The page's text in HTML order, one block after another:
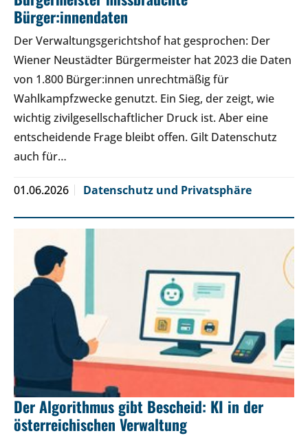
Bürger:innendaten
Der Verwaltungsgerichtshof hat gesprochen: Der
Wiener Neustädter Bürgermeister hat 2023 die Daten
von 1.800 Bürger:innen unrechtmäßig für
Wahlkampfzwecke genutzt. Ein Sieg, der zeigt, wie
wichtig zivilgesellschaftlicher Druck ist. Aber eine
entscheidende Frage bleibt offen. Gilt Datenschutz
auch für…
01.06.2026 Datenschutz und Privatsphäre
Der Algorithmus gibt Bescheid: KI in der
österreichischen Verwaltung